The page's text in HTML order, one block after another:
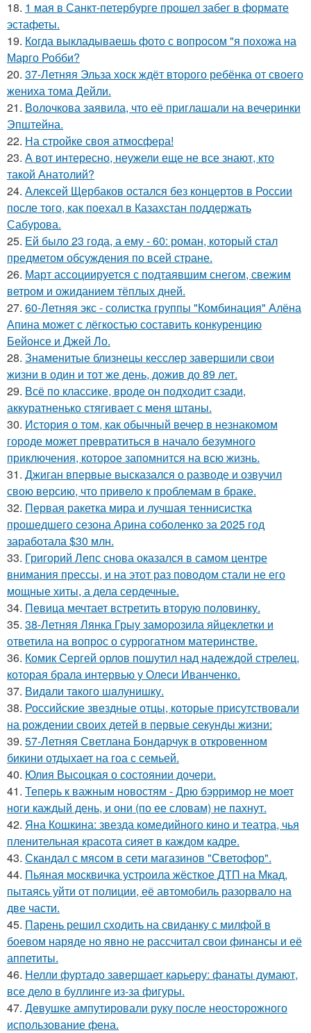
18. 1 мая в Санкт-петербурге прошел забег в формате
эстафеты.
19. Когда выкладываешь фото с вопросом "я похожа на
Марго Робби?
20. 37-Летняя Эльза хоск ждёт второго ребёнка от своего
жениха тома Дейли.
21. Волочкова заявила, что её приглашали на вечеринки
Эпштейна.
22. На стройке своя атмосфера!
23. А вот интересно, неужели еще не все знают, кто
такой Анатолий?
24. Алексей Щербаков остался без концертов в России
после того, как поехал в Казахстан поддержать
Сабурова.
25. Ей было 23 года, а ему - 60: роман, который стал
предметом обсуждения по всей стране.
26. Март ассоциируется с подтаявшим снегом, свежим
ветром и ожиданием тёплых дней.
27. 60-Летняя экс - солистка группы "Комбинация" Алёна
Апина может с лёгкостью составить конкуренцию
Бейонсе и Джей Ло.
28. Знаменитые близнецы кесслер завершили свои
жизни в один и тот же день, дожив до 89 лет.
29. Всё по классике, вроде он подходит сзади,
аккуратненько стягивает с меня штаны.
30. История о том, как обычный вечер в незнакомом
городе может превратиться в начало безумного
приключения, которое запомнится на всю жизнь.
31. Джиган впервые высказался о разводе и озвучил
свою версию, что привело к проблемам в браке.
32. Первая ракетка мира и лучшая теннисистка
прошедшего сезона Арина соболенко за 2025 год
заработала $30 млн.
33. Григорий Лепс снова оказался в самом центре
внимания прессы, и на этот раз поводом стали не его
мощные хиты, а дела сердечные.
34. Певица мечтает встретить вторую половинку.
35. 38-Летняя Лянка Грыу заморозила яйцеклетки и
ответила на вопрос о суррогатном материнстве.
36. Комик Сергей орлов пошутил над надеждой стрелец,
которая брала интервью у Олеси Иванченко.
37. Видaли тaкого шaлунишку.
38. Российские звездные отцы, которые присутствовали
на рождении своих детей в первые секунды жизни:
39. 57-Летняя Светлана Бондарчук в откровенном
бикини отдыхает на гоа с семьей.
40. Юлия Высоцкая о состоянии дочери.
41. Теперь к важным новостям - Дрю бэрримор не моет
ноги каждый день, и они (по ее словам) не пахнут.
42. Яна Кошкина: звезда комедийного кино и театра, чья
пленительная красота сияет в каждом кадре.
43. Скандал с мясом в сети магазинов "Светофор".
44. Пьяная москвичка устроила жёсткое ДТП на Мкад,
пытаясь уйти от полиции, её автомобиль разорвало на
две части.
45. Парень решил сходить на свиданку с милфой в
боевом наряде но явно не рассчитал свои финансы и её
аппетиты.
46. Нелли фуртадо завершает карьеру: фанаты думают,
все дело в буллинге из-за фигуры.
47. Девушке ампутировали руку после неосторожного
использование фена.